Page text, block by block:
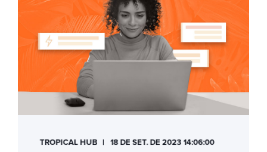
TROPICAL HUB 18 DE SET. DE 2023 14:06:00